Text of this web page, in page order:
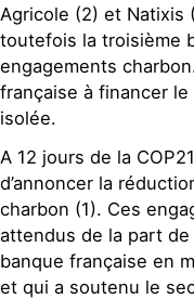
Agricole (2) et Natixis
toutefois la troisième
engagements
française à financer
isolée.
A 12 jours de la
d’annoncer la
charbon (1). Ces
attendus de la part
banque française en
et qui a soutenu le